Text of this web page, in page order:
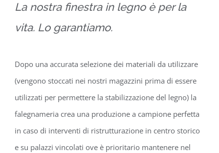
La nostra finestra in legno è per la
vita. Lo garantiamo.
Dopo una accurata selezione dei materiali da utilizzare
(vengono stoccati nei nostri magazzini prima di essere
utilizzati per permettere la stabilizzazione del legno) la
falegnameria crea una produzione a campione perfetta
in caso di interventi di ristrutturazione in centro storico
e su palazzi vincolati ove è prioritario mantenere nel